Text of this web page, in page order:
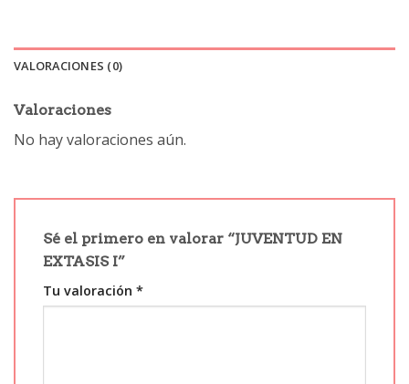
VALORACIONES (0)
Valoraciones
No hay valoraciones aún.
Sé el primero en valorar “JUVENTUD EN
EXTASIS I”
Tu valoración *